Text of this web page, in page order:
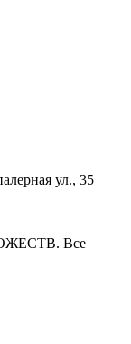
ул., 35
Все